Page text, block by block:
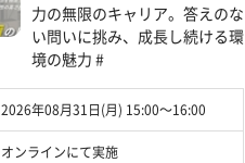
力の無限のキャリア。答えのな
い問いに挑み、成長し続ける環
境の魅力 #
2026年08月31日(月) 15:00〜16:00
オンラインにて実施